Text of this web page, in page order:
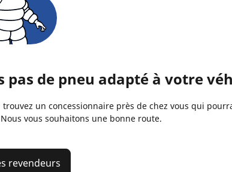
de pneu adapté à votre
un concessionnaire près de chez vous qui
vous souhaitons une bonne route.
revendeurs